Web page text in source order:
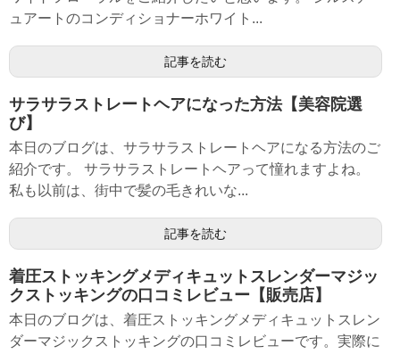
ュアートのコンディショナーホワイト...
記事を読む
サラサラストレートヘアになった方法【美容院選
び】
本日のブログは、サラサラストレートヘアになる方法のご
紹介です。 サラサラストレートヘアって憧れますよね。
私も以前は、街中で髪の毛きれいな...
記事を読む
着圧ストッキングメディキュットスレンダーマジッ
クストッキングの口コミレビュー【販売店】
本日のブログは、着圧ストッキングメディキュットスレン
ダーマジックストッキングの口コミレビューです。実際に